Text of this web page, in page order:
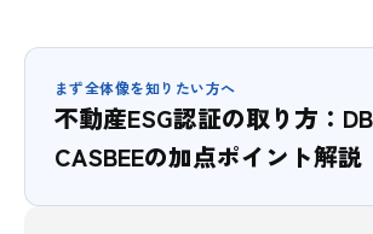
まず全体像を知りたい方へ
不動産ESG認証の取り方：
CASBEEの加点ポイント解説